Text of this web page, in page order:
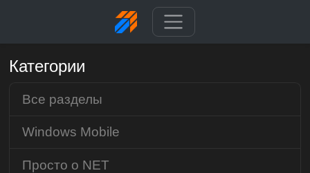
Категории
Все разделы
Windows Mobile
Просто о NET